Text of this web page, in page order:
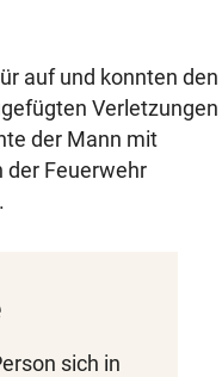
auf und konnten den
Verletzungen
der Mann mit
der Feuerwehr
sich in